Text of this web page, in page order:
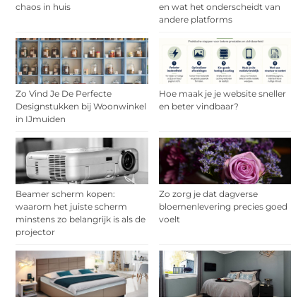
chaos in huis
en wat het onderscheidt van
andere platforms
Zo Vind Je De Perfecte
Designstukken bij Woonwinkel
in IJmuiden
Hoe maak je je website sneller
en beter vindbaar?
Beamer scherm kopen:
waarom het juiste scherm
minstens zo belangrijk is als de
projector
Zo zorg je dat dagverse
bloemenlevering precies goed
voelt